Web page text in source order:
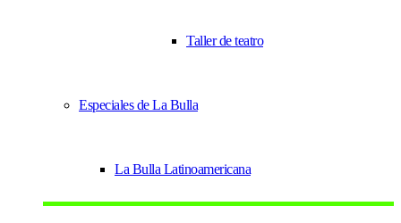
Taller de teatro
Especiales de La Bulla
La Bulla Latinoamericana